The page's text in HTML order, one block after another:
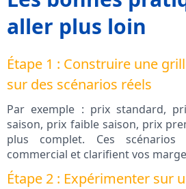
aller plus loin
Étape 1 : Construire une
sur des scénarios réels
Par exemple : prix standard,
saison, prix faible saison, prix
plus complet. Ces
commercial et clarifient vos
Étape 2 : Expérimenter sur